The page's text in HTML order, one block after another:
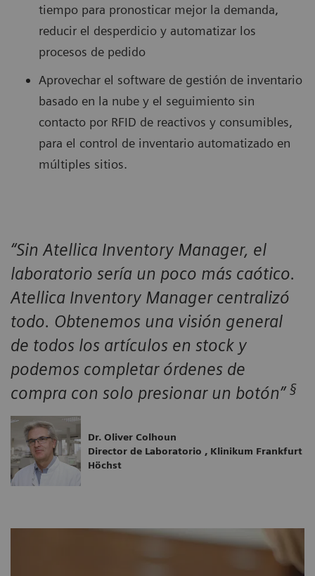
tiempo para pronosticar mejor la demanda,
reducir el desperdicio y automatizar los
procesos de pedido
Aprovechar el software de gestión de inventario
basado en la nube y el seguimiento sin
contacto por RFID de reactivos y consumibles,
para el control de inventario automatizado en
múltiples sitios.
“Sin Atellica Inventory Manager, el
laboratorio sería un poco más caótico.
Atellica Inventory Manager centralizó
todo. Obtenemos una visión general
de todos los artículos en stock y
podemos completar órdenes de
compra con solo presionar un botón”§
Dr. Oliver Colhoun
Director de Laboratorio , Klinikum Frankfurt
Höchst